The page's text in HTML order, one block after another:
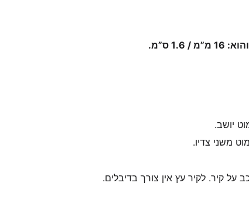
ס”מ.
יושב.
משני צדיו.
על קיר. לקיר עץ אין צורך בדיבלים.